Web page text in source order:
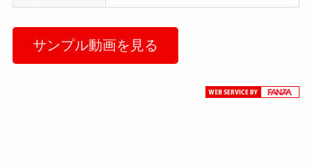
サンプル動画を見る